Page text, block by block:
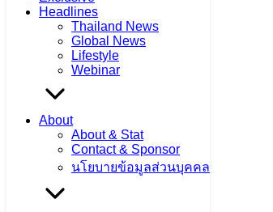
Headlines
Thailand News
Global News
Lifestyle
Webinar
About
About & Stat
Contact & Sponsor
นโยบายข้อมูลส่วนบุคคล